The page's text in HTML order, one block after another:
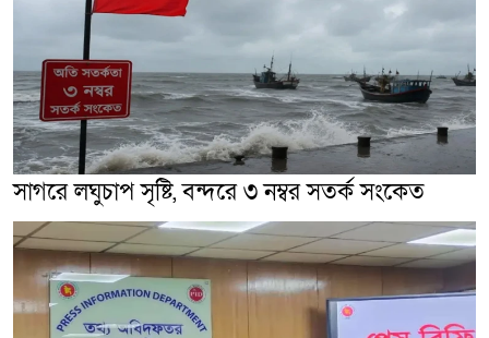
সাগরে লঘুচাপ সৃষ্টি, বন্দরে ৩ নম্বর সতর্ক সংকেত